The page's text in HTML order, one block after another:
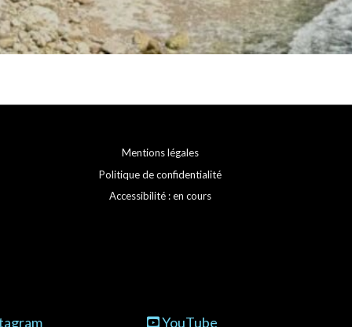
Mentions légales
Politique de confidentialité
Accessibilité : en cours
YouTube